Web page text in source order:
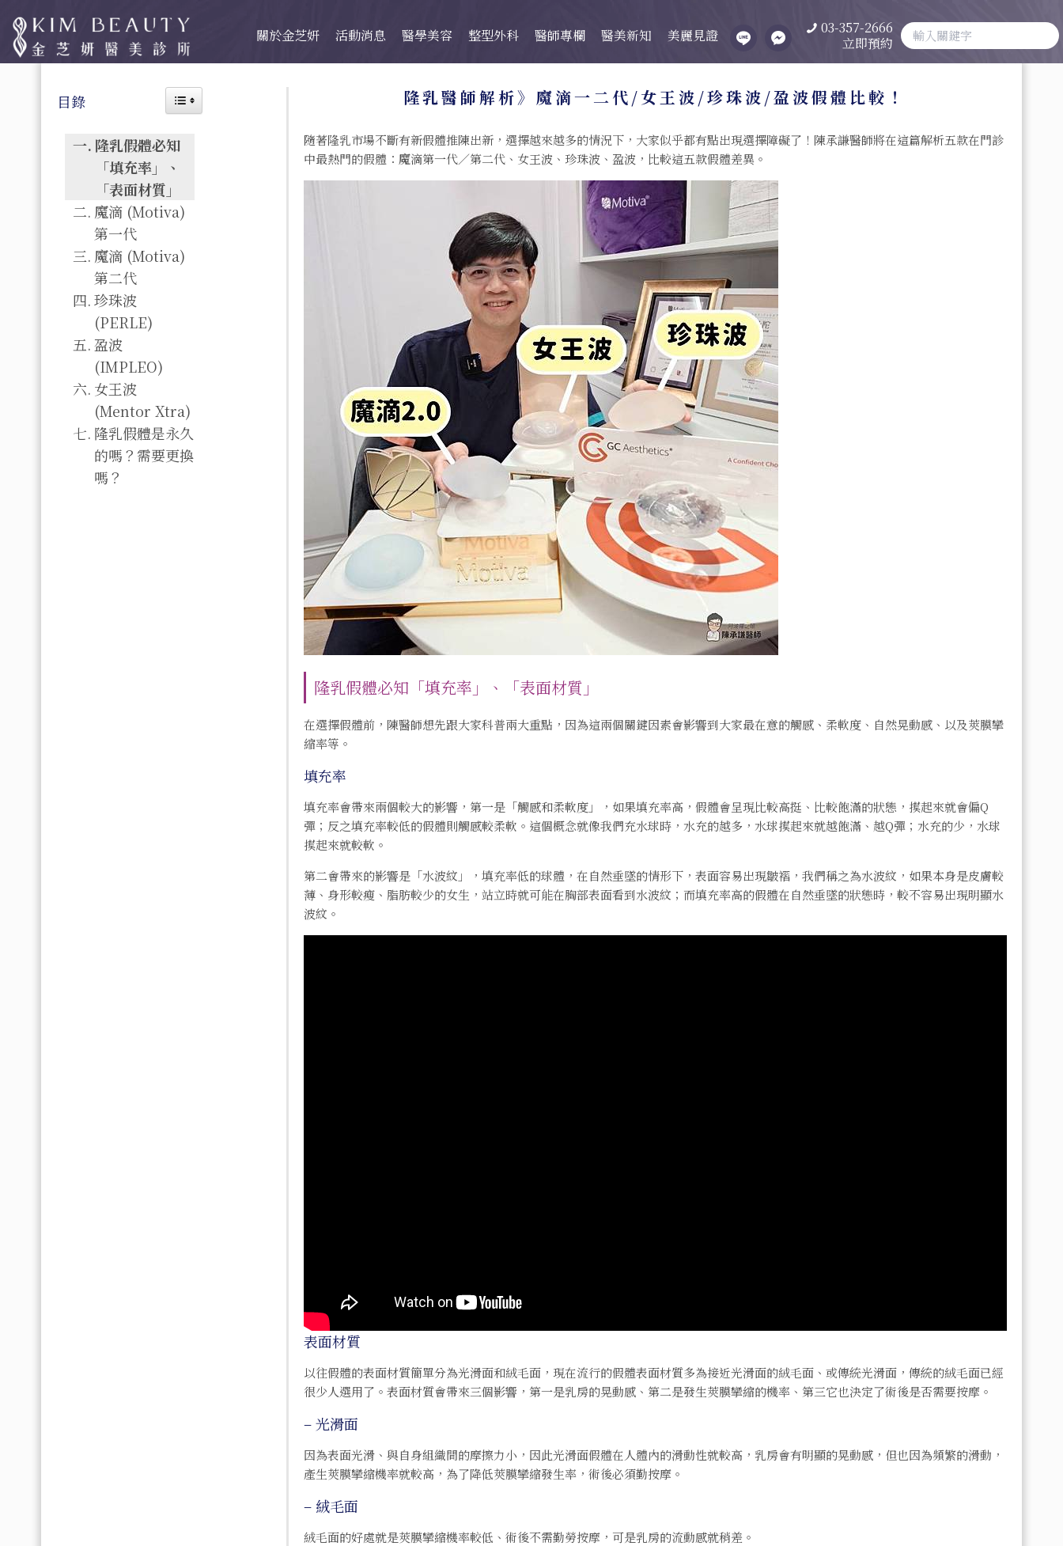
關於金芝妍 活動消息 醫學美容 整型外科 醫師專欄 醫美新知 美麗見證
03-357-2666
立即預約
隆乳醫師解析》魔滴一二代/女王波/珍珠波/盈波假體比較！
隨著隆乳市場不斷有新假體推陳出新，選擇越來越多的情況下，大家似乎都有點出現選擇障礙了！陳承謙醫師將在這篇解析五款在門診
中最熱門的假體：魔滴第一代／第二代、女王波、珍珠波、盈波，比較這五款假體差異。
隆乳假體必知「填充率」、「表面材質」
在選擇假體前，陳醫師想先跟大家科普兩大重點，因為這兩個關鍵因素會影響到大家最在意的觸感、柔軟度、自然晃動感、以及莢膜攣
縮率等。
填充率
填充率會帶來兩個較大的影響，第一是「觸感和柔軟度」，如果填充率高，假體會呈現比較高挺、比較飽滿的狀態，摸起來就會偏Q
彈；反之填充率較低的假體則觸感較柔軟。這個概念就像我們充水球時，水充的越多，水球摸起來就越飽滿、越Q彈；水充的少，水球
摸起來就較軟。
第二會帶來的影響是「水波紋」，填充率低的球體，在自然垂墜的情形下，表面容易出現皺褶，我們稱之為水波紋，如果本身是皮膚較
薄、身形較瘦、脂肪較少的女生，站立時就可能在胸部表面看到水波紋；而填充率高的假體在自然垂墜的狀態時，較不容易出現明顯水
波紋。
表面材質
以往假體的表面材質簡單分為光滑面和絨毛面，現在流行的假體表面材質多為接近光滑面的絨毛面、或傳統光滑面，傳統的絨毛面已經
很少人選用了。表面材質會帶來三個影響，第一是乳房的晃動感、第二是發生莢膜攣縮的機率、第三它也決定了術後是否需要按摩。
– 光滑面
因為表面光滑、與自身組織間的摩擦力小，因此光滑面假體在人體內的滑動性就較高，乳房會有明顯的晃動感，但也因為頻繁的滑動，
產生莢膜攣縮機率就較高，為了降低莢膜攣縮發生率，術後必須勤按摩。
– 絨毛面
絨毛面的好處就是莢膜攣縮機率較低、術後不需勤勞按摩，可是乳房的流動感就稍差。
目錄 Toggle Table of Content
隆乳假體必知
「填充率」、
「表面材質」
魔滴 (Motiva)
第一代
魔滴 (Motiva)
第二代
珍珠波
(PERLE)
盈波
(IMPLEO)
女王波
(Mentor Xtra)
隆乳假體是永久
的嗎？需要更換
嗎？